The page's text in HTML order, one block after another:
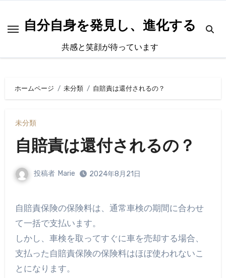
自分自身を発見し、進化する
共感と笑顔が待っています
ホームページ 未分類 自賠責は還付されるの？
未分類
自賠責は還付されるの？
投稿者 Marie 2024年8月21日
自賠責保険の保険料は、通常車検の期間に合わせ
て一括で支払います。
しかし、車検を取ってすぐに車を売却する場合、
支払った自賠責保険の保険料はほぼ使われないこ
とになります。